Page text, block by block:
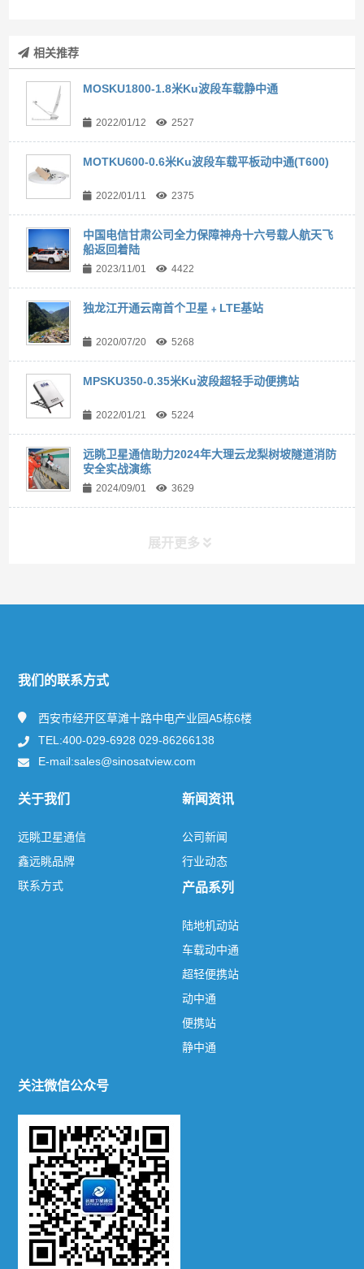
相关推荐
MOSKU1800-1.8米Ku波段车载静中通
2022/01/12 2527
MOTKU600-0.6米Ku波段车载平板动中通(T600)
2022/01/11 2375
中国电信甘肃公司全力保障神舟十六号载人航天飞
船返回着陆
2023/11/01 4422
独龙江开通云南首个卫星﹢LTE基站
2020/07/20 5268
MPSKU350-0.35米Ku波段超轻手动便携站
2022/01/21 5224
远眺卫星通信助力2024年大理云龙梨树坡隧道消防
安全实战演练
2024/09/01 3629
展开更多
产品及服务
产品系列
陆地机动站 车载动中通 超轻便携站
我们的联系方式
西安市经开区草滩十路中电产业园A5栋6楼
TEL:400-029-6928 029-86266138
E-mail:sales@sinosatview.com
关于我们
远眺卫星通信
鑫远眺品牌
联系方式
新闻资讯
公司新闻
行业动态
产品系列
陆地机动站
车载动中通
超轻便携站
动中通
便携站
静中通
关注微信公众号